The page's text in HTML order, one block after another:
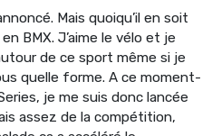
Mais quoiqu’il en soit
BMX. J’aime le vélo et je
de ce sport même si je
quelle forme. A ce moment-
je me suis donc lancée
assez de la compétition,